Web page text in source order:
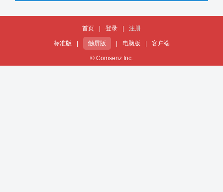
首页 登录 注册
标准版 触屏版 电脑版 客户端
© Comsenz Inc.